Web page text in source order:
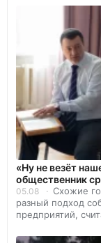
«Ну не везёт
общественник
05.08
Схожие
разный подход
предприятий,